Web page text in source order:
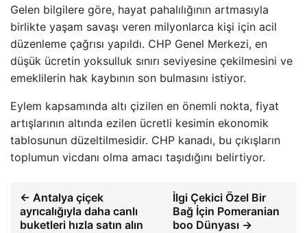
Gelen bilgilere göre, hayat pahalılığının artmasıyla
birlikte yaşam savaşı veren milyonlarca kişi için acil
düzenleme çağrısı yapıldı. CHP Genel Merkezi, en
düşük ücretin yoksulluk sınırı seviyesine çekilmesini ve
emeklilerin hak kaybının son bulmasını istiyor.
Eylem kapsamında altı çizilen en önemli nokta, fiyat
artışlarının altında ezilen ücretli kesimin ekonomik
tablosunun düzeltilmesidir. CHP kanadı, bu çıkışların
toplumun vicdanı olma amacı taşıdığını belirtiyor.
← Antalya çiçek
ayrıcalığıyla daha canlı
buketleri hızla satın alın
İlgi Çekici Özel Bir
Bağ İçin Pomeranian
boo Dünyası →